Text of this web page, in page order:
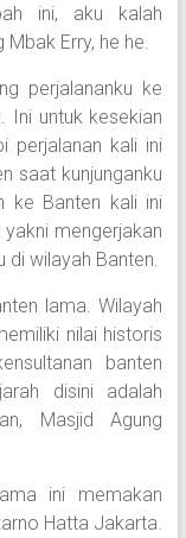
ini, aku kalah
Erry, he he.
perjalananku ke
Ini untuk kesekian
perjalanan kali ini
saat kunjunganku
ke Banten kali ini
mengerjakan
di wilayah Banten.
lama. Wilayah
nilai historis
banten
disini adalah
Masjid Agung
ini memakan
Hatta Jakarta.